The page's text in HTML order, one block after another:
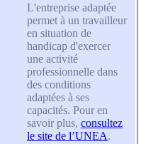
L'entreprise adaptée
permet à un travailleur
en situation de
handicap d'exercer
une activité
professionnelle dans
des conditions
adaptées à ses
capacités. Pour en
savoir plus, consultez
le site de l’UNEA.